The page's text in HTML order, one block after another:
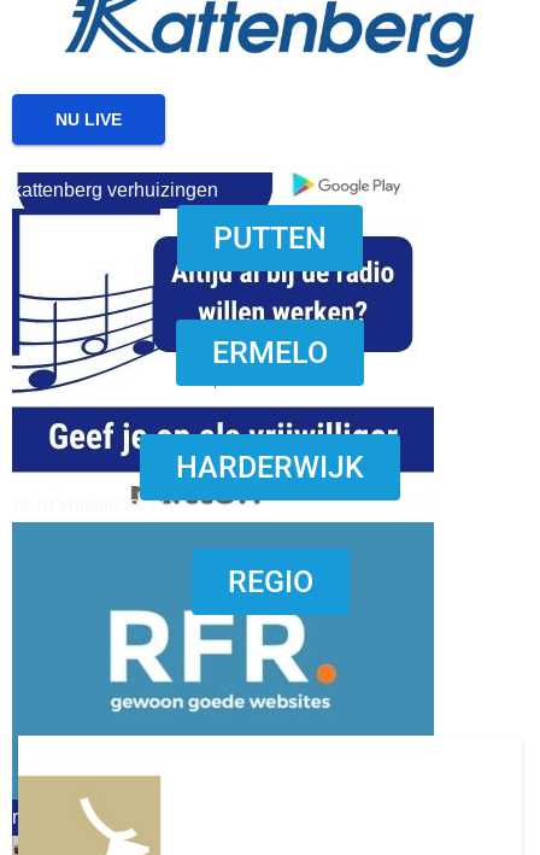
download onzze App
kattenberg verhuizingen
word vrijwilliger (1)
refreshed webdesign putten
NU LIVE
PUTTEN
ERMELO
HARDERWIJK
REGIO